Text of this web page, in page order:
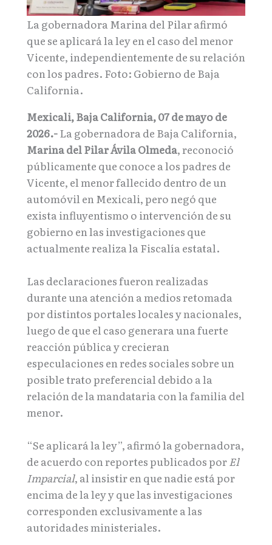
La gobernadora Marina del Pilar afirmó
que se aplicará la ley en el caso del menor
Vicente, independientemente de su relación
con los padres. Foto: Gobierno de Baja
California.
Mexicali, Baja California, 07 de mayo de
2026.-La gobernadora de Baja California,
Marina del Pilar Ávila Olmeda, reconoció
públicamente que conoce a los padres de
Vicente, el menor fallecido dentro de un
automóvil en Mexicali, pero negó que
exista influyentismo o intervención de su
gobierno en las investigaciones que
actualmente realiza la Fiscalía estatal.
Las declaraciones fueron realizadas
durante una atención a medios retomada
por distintos portales locales y nacionales,
luego de que el caso generara una fuerte
reacción pública y crecieran
especulaciones en redes sociales sobre un
posible trato preferencial debido a la
relación de la mandataria con la familia del
menor.
“Se aplicará la ley”, afirmó la gobernadora,
de acuerdo con reportes publicados porEl
Imparcial, al insistir en que nadie está por
encima de la ley y que las investigaciones
corresponden exclusivamente a las
autoridades ministeriales.